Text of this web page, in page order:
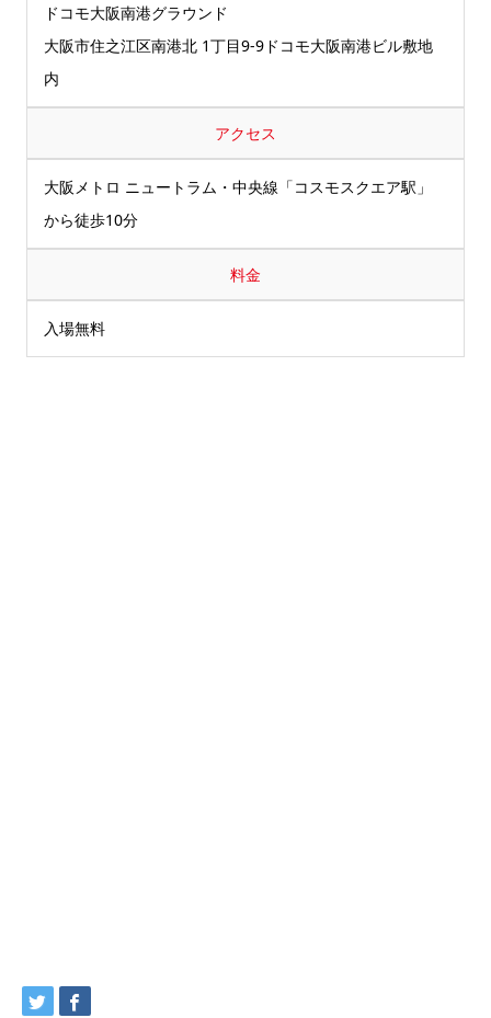
ドコモ大阪南港グラウンド
大阪市住之江区南港北 1丁目9-9ドコモ大阪南港ビル敷地
内
アクセス
大阪メトロ ニュートラム・中央線「コスモスクエア駅」
から徒歩10分
料金
入場無料